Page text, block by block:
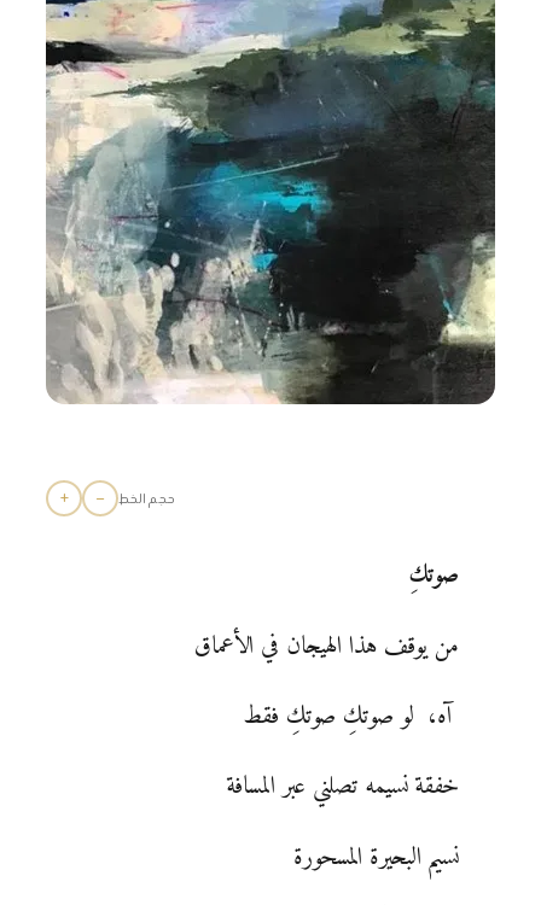
حجم الخط −
+
صوتك
من يوقف هذا الهيجان في الأعماق
آه، لو صوتكِ صوتكِ فقط
خفقة نسيمه تصلني عبر المسافة
نسيم البحيرة المسحورة